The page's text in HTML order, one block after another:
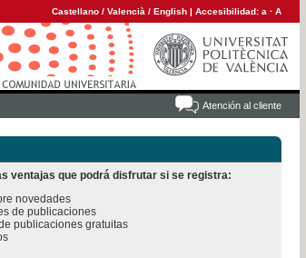
Castellano / Valencià / English | Accesibilidad: a · A
Atención al cliente
ventajas que podrá disfrutar si se registra:
novedades
de publicaciones
publicaciones gratuitas